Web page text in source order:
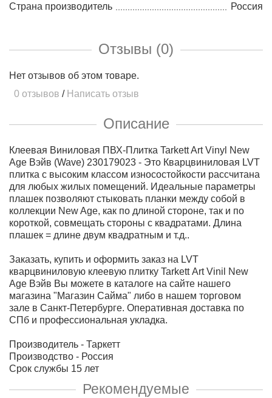
Страна производитель
Россия
Отзывы (0)
Нет отзывов об этом товаре.
0 отзывов / Написать отзыв
Описание
Клеевая Виниловая ПВХ-Плитка Tarkett Art Vinyl New
Age Вэйв (Wave) 230179023 - Это Кварцвиниловая LVT
плитка с высоким классом износостойкости рассчитана
для любых жилых помещений. Идеальные параметры
плашек позволяют стыковать планки между собой в
коллекции New Age, как по длиной стороне, так и по
короткой, совмещать стороны с квадратами. Длина
плашек = длине двум квадратным и т.д..
Заказать, купить и оформить заказ на LVT
кварцвиниловую клеевую плитку Tarkett Art Vinil New
Age Вэйв Вы можете в каталоге на сайте нашего
магазина "Магазин Сайма" либо в нашем торговом
зале в Санкт-Петербурге. Оперативная доставка по
СПб и профессиональная укладка.
Производитель - Таркетт
Производство - Россия
Срок службы 15 лет
Рекомендуемые